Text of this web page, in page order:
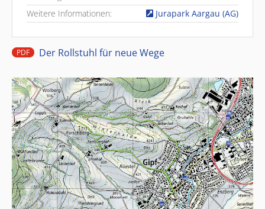
Weitere Informationen:
Jurapark Aargau (AG)
PDF Der Rollstuhl für neue Wege